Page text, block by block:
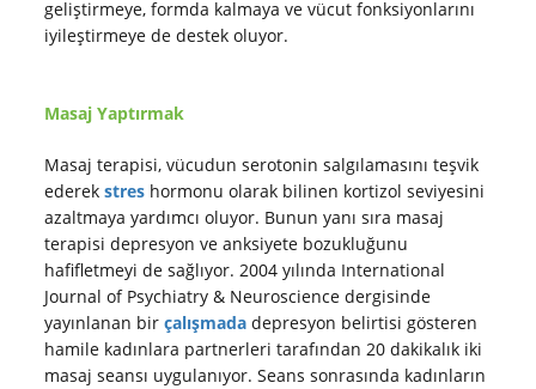
geliştirmeye, formda kalmaya ve vücut fonksiyonlarını
iyileştirmeye de destek oluyor.
Masaj Yaptırmak
Masaj terapisi, vücudun serotonin salgılamasını teşvik
ederekstres hormonu olarak bilinen kortizol seviyesini
azaltmaya yardımcı oluyor. Bunun yanı sıra masaj
terapisi depresyon ve anksiyete bozukluğunu
hafifletmeyi de sağlıyor. 2004 yılında International
Journal of Psychiatry & Neuroscience dergisinde
yayınlanan birçalışmada depresyon belirtisi gösteren
hamile kadınlara partnerleri tarafından 20 dakikalık iki
masaj seansı uygulanıyor. Seans sonrasında kadınların